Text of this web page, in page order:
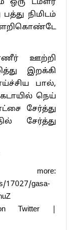
ஒரு டம்ளர்
நிமிடம்
ஊற்றி
இறக்கி
பால்,
நெய்
சேர்த்து
சேர்த்து
17027/gasa-
Twitter |